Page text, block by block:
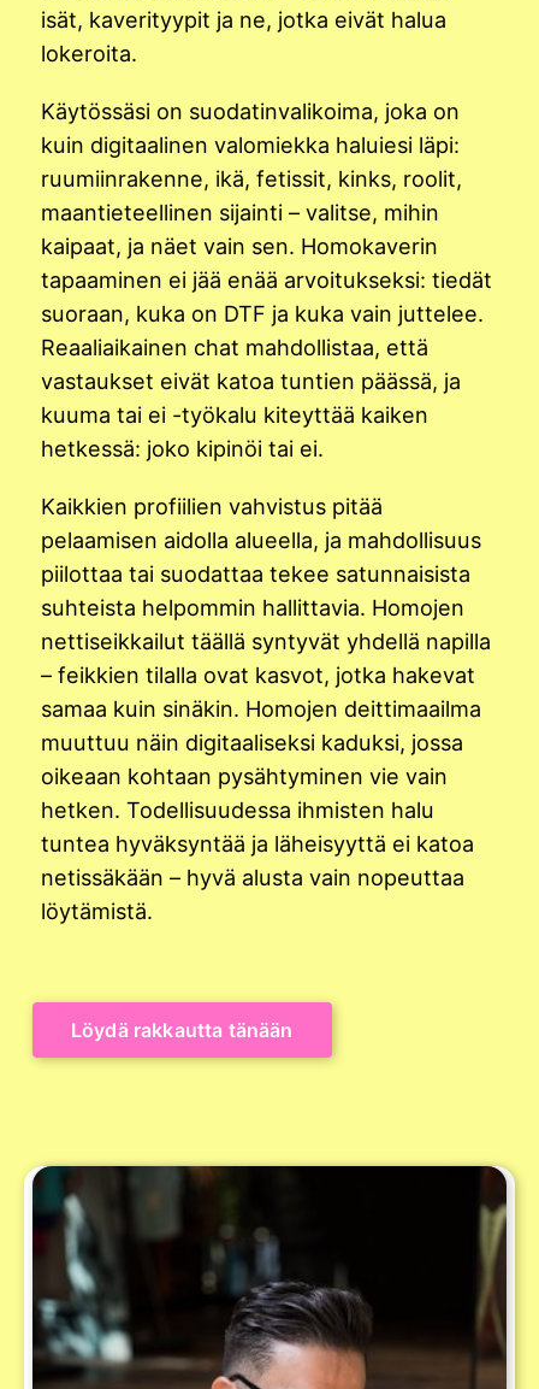
isät, kaverityypit ja ne, jotka eivät halua
lokeroita.
Käytössäsi on suodatinvalikoima, joka on
kuin digitaalinen valomiekka haluiesi läpi:
ruumiinrakenne, ikä, fetissit, kinks, roolit,
maantieteellinen sijainti – valitse, mihin
kaipaat, ja näet vain sen. Homokaverin
tapaaminen ei jää enää arvoitukseksi: tiedät
suoraan, kuka on DTF ja kuka vain juttelee.
Reaaliaikainen chat mahdollistaa, että
vastaukset eivät katoa tuntien päässä, ja
kuuma tai ei -työkalu kiteyttää kaiken
hetkessä: joko kipinöi tai ei.
Kaikkien profiilien vahvistus pitää
pelaamisen aidolla alueella, ja mahdollisuus
piilottaa tai suodattaa tekee satunnaisista
suhteista helpommin hallittavia. Homojen
nettiseikkailut täällä syntyvät yhdellä napilla
– feikkien tilalla ovat kasvot, jotka hakevat
samaa kuin sinäkin. Homojen deittimaailma
muuttuu näin digitaaliseksi kaduksi, jossa
oikeaan kohtaan pysähtyminen vie vain
hetken. Todellisuudessa ihmisten halu
tuntea hyväksyntää ja läheisyyttä ei katoa
netissäkään – hyvä alusta vain nopeuttaa
löytämistä.
Löydä rakkautta tänään